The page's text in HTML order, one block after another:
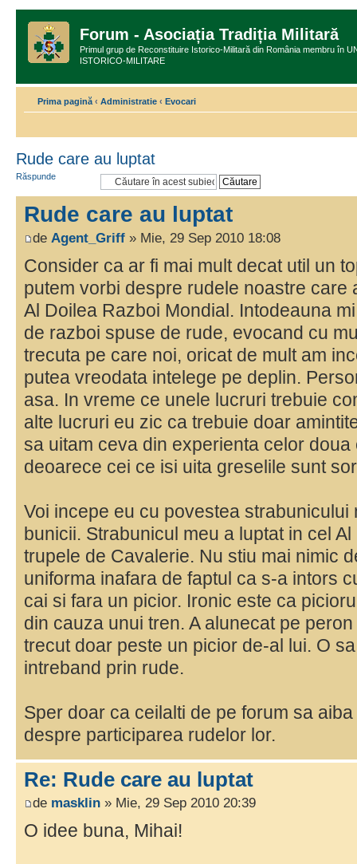
Forum - Asociația Tradiția Militară
Primul grup de Reconstituire Istorico-Militară din România membru în
ISTORICO-MILITARE
Prima pagină ‹ Administratie ‹ Evocari
Rude care au luptat
Răspunde
Rude care au luptat
de Agent_Griff » Mie, 29 Sep 2010 18:08
Consider ca ar fi mai mult decat util un
putem vorbi despre rudele noastre care
Al Doilea Razboi Mondial. Intodeauna
de razboi spuse de rude, evocand cu
trecuta pe care noi, oricat de mult am
putea vreodata intelege pe deplin.
asa. In vreme ce unele lucruri trebuie
alte lucruri eu zic ca trebuie doar
sa uitam ceva din experienta celor
deoarece cei ce isi uita greselile sunt
Voi incepe eu cu povestea strabunicului
bunicii. Strabunicul meu a luptat in cel
trupele de Cavalerie. Nu stiu mai nimic
uniforma inafara de faptul ca s-a intors
cai si fara un picior. Ironic este ca
din cauza unui tren. A alunecat pe
trecut doar peste un picior de-al lui. O
intreband prin rude.
Sper doar ca ceilalti de pe forum sa
despre participarea rudelor lor.
Re: Rude care au luptat
de masklin » Mie, 29 Sep 2010 20:39
O idee buna, Mihai!